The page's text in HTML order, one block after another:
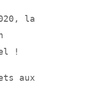
la
!
aux